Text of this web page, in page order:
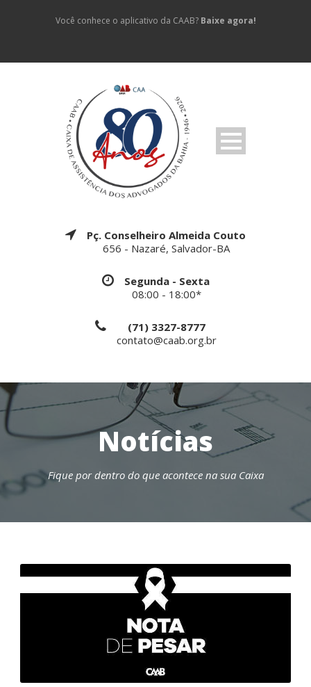
Você conhece o aplicativo da CAAB? Baixe agora!
Pç. Conselheiro Almeida Couto
656 - Nazaré, Salvador-BA
Segunda - Sexta
08:00 - 18:00*
(71) 3327-8777
contato@caab.org.br
Notícias
Fique por dentro do que acontece na sua Caixa